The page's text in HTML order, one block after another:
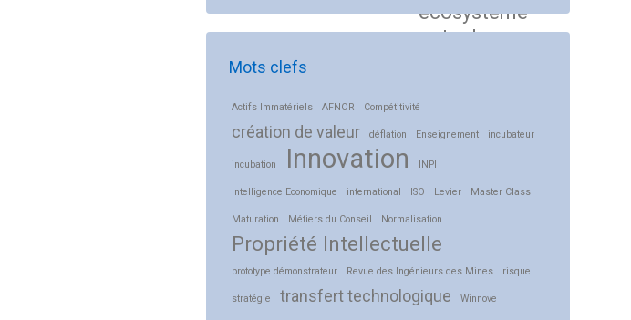
écosystème
entre la
startups
innovantes et
les grands
groupes en vue
de mieux
valoriser vos
actifs
immatériels.
* PRENEZ UN
Mots clefs
Actifs Immatériels AFNOR Compétitivité
création de valeur déflation Enseignement incubateur
incubation Innovation INPI
Intelligence Economique international ISO Levier Master Class
Maturation Métiers du Conseil Normalisation
Propriété Intellectuelle
prototype démonstrateur Revue des Ingénieurs des Mines risque
stratégie transfert technologique Winnove